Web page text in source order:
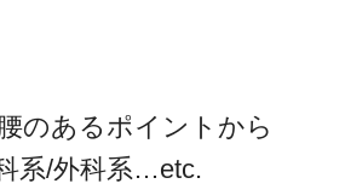
のあるポイントから
系/外科系…etc.